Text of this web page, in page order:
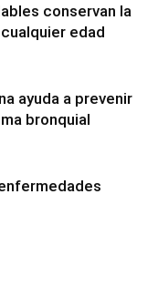
conservan la
edad
ayuda a prevenir
bronquial